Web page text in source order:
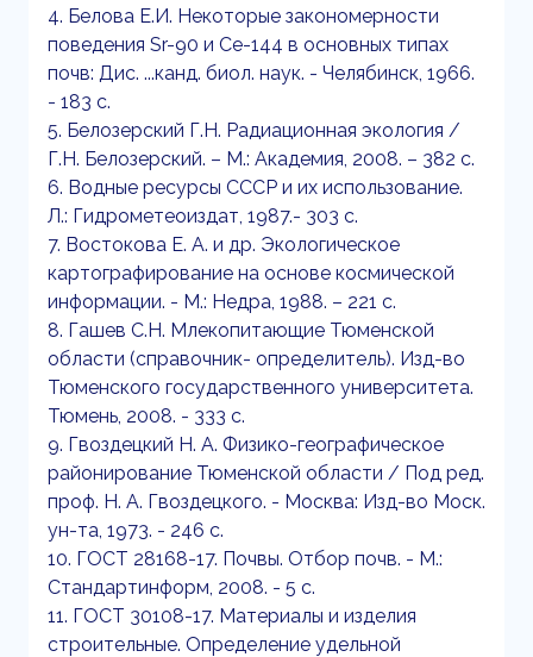
4. Белова Е.И. Некоторые закономерности
поведения Sr-90 и Се-144 в основных типах
почв: Дис. ...канд. биол. наук. - Челябинск, 1966.
- 183 с.
5. Белозерский Г.Н. Радиационная экология /
Г.Н. Белозерский. – М.: Академия, 2008. – 382 с.
6. Водные ресурсы СССР и их использование.
Л.: Гидрометеоиздат, 1987.- 303 с.
7. Востокова Е. А. и др. Экологическое
картографирование на основе космической
информации. - М.: Недра, 1988. – 221 с.
8. Гашев С.Н. Млекопитающие Тюменской
области (справочник- определитель). Изд-во
Тюменского государственного университета.
Тюмень, 2008. - 333 с.
9. Гвоздецкий Н. А. Физико-географическое
районирование Тюменской области / Под ред.
проф. Н. А. Гвоздецкого. - Москва: Изд-во Моск.
ун-та, 1973. - 246 с.
10. ГОСТ 28168-17. Почвы. Отбор почв. - М.:
Стандартинформ, 2008. - 5 с.
11. ГОСТ 30108-17. Материалы и изделия
строительные. Определение удельной